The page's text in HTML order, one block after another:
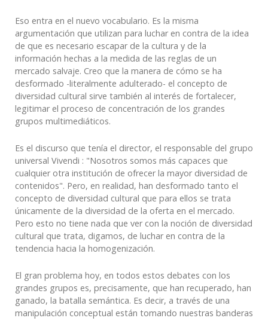
Eso entra en el nuevo vocabulario. Es la misma
argumentación que utilizan para luchar en contra de la idea
de que es necesario escapar de la cultura y de la
información hechas a la medida de las reglas de un
mercado salvaje. Creo que la manera de cómo se ha
desformado -literalmente adulterado- el concepto de
diversidad cultural sirve también al interés de fortalecer,
legitimar el proceso de concentración de los grandes
grupos multimediáticos.
Es el discurso que tenía el director, el responsable del grupo
universal Vivendi : "Nosotros somos más capaces que
cualquier otra institución de ofrecer la mayor diversidad de
contenidos". Pero, en realidad, han desformado tanto el
concepto de diversidad cultural que para ellos se trata
únicamente de la diversidad de la oferta en el mercado.
Pero esto no tiene nada que ver con la noción de diversidad
cultural que trata, digamos, de luchar en contra de la
tendencia hacia la homogenización.
El gran problema hoy, en todos estos debates con los
grandes grupos es, precisamente, que han recuperado, han
ganado, la batalla semántica. Es decir, a través de una
manipulación conceptual están tomando nuestras banderas